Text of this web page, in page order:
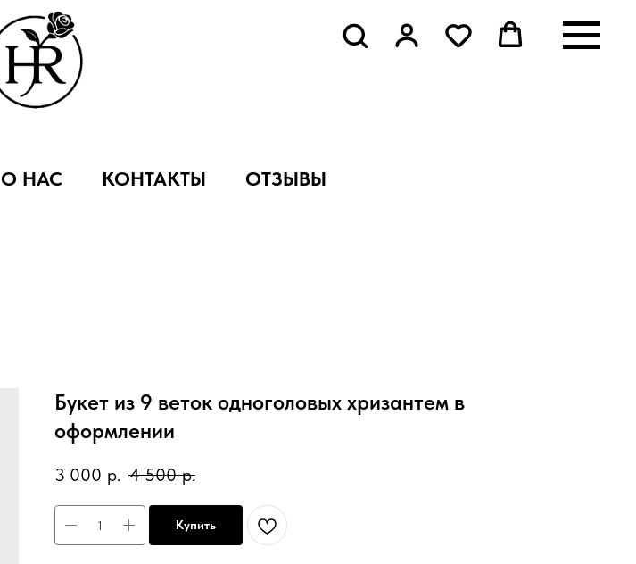
О НАС КОНТАКТЫ ОТЗЫВЫ
Букет из 9 веток одноголовых хризантем в
оформлении
3 000 р. 4 500 р.
Купить